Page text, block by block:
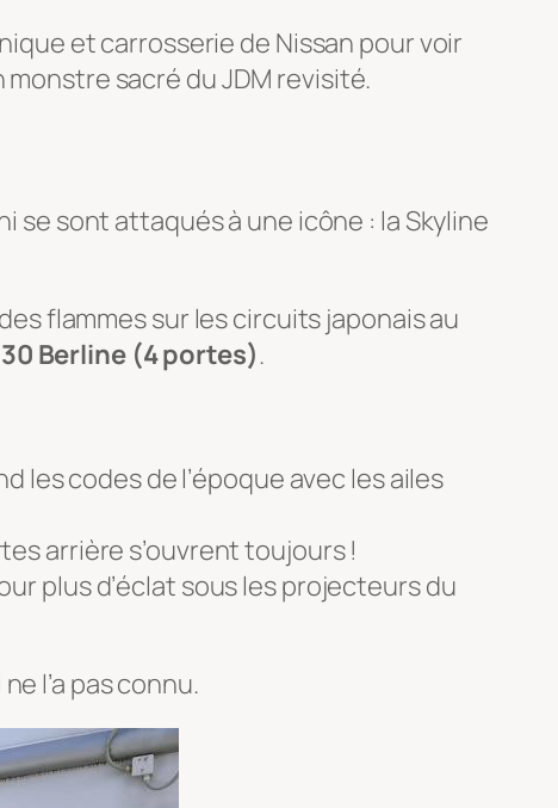
et carrosserie de Nissan pour voir
sacré du JDM revisité.
se sont attaqués à une icône : la Skyline
flammes sur les circuits japonais au
Berline (4 portes).
les codes de l’époque avec les ailes
arrière s’ouvrent toujours !
plus d’éclat sous les projecteurs du
l’a pas connu.